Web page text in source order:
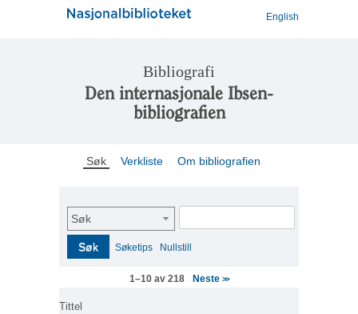
English
Bibliografi
Den internasjonale Ibsen-
bibliografien
Søk Verkliste Om bibliografien
Søk
Søk Søketips Nullstill
1–10 av 218 Neste >>
Tittel